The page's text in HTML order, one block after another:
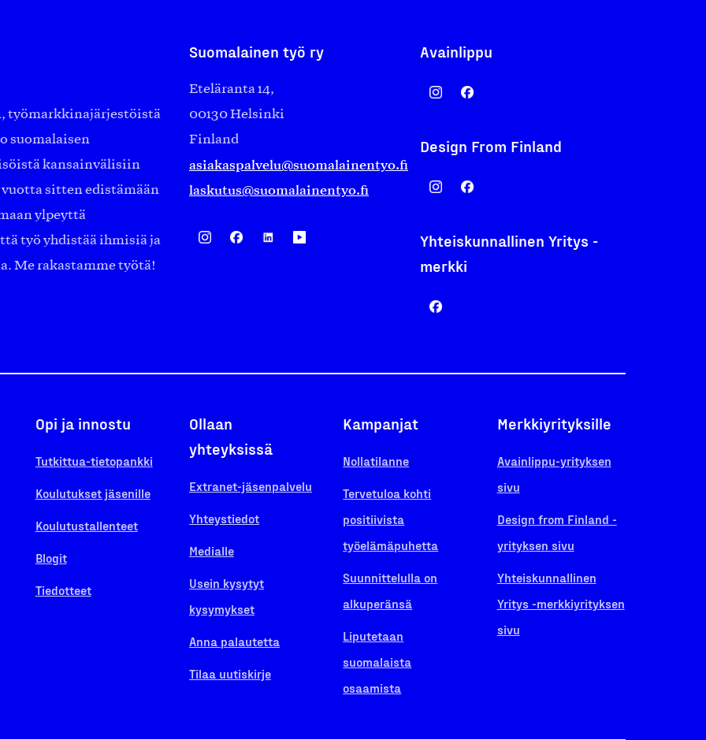
työmarkkinajärjestöistä
suomalaisen
kansainvälisiin
sitten edistämään
ylpeyttä
työ yhdistää ihmisiä ja
Me rakastamme työtä!
Suomalainen työ ry
Eteläranta 14,
00130 Helsinki
Finland
asiakaspalvelu@suomalainentyo.fi
laskutus@suomalainentyo.fi
Avainlippu
Design From Finland
Yhteiskunnallinen Yritys -
merkki
Opi ja innostu
Tutkittua-tietopankki
Koulutukset jäsenille
Koulutustallenteet
Blogit
Tiedotteet
Ollaan
yhteyksissä
Extranet-jäsenpalvelu
Yhteystiedot
Medialle
Usein kysytyt
kysymykset
Anna palautetta
Tilaa uutiskirje
Kampanjat
Nollatilanne
Tervetuloa kohti
positiivista
työelämäpuhetta
Suunnittelulla on
alkuperänsä
Liputetaan
suomalaista
osaamista
Merkkiyrityksille
Avainlippu-yrityksen
sivu
Design from Finland -
yrityksen sivu
Yhteiskunnallinen
Yritys -merkkiyrityksen
sivu